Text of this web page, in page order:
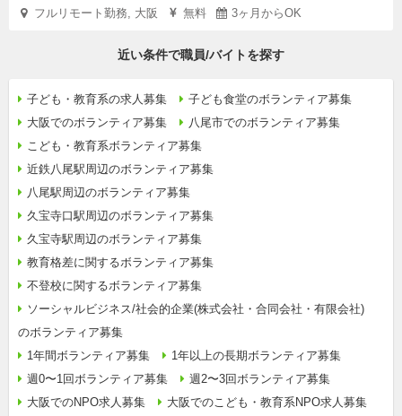
フルリモート勤務, 大阪 無料 3ヶ月からOK
近い条件で職員/バイトを探す
子ども・教育系の求人募集
子ども食堂のボランティア募集
大阪でのボランティア募集
八尾市でのボランティア募集
こども・教育系ボランティア募集
近鉄八尾駅周辺のボランティア募集
八尾駅周辺のボランティア募集
久宝寺口駅周辺のボランティア募集
久宝寺駅周辺のボランティア募集
教育格差に関するボランティア募集
不登校に関するボランティア募集
ソーシャルビジネス/社会的企業(株式会社・合同会社・有限会社)
のボランティア募集
1年間ボランティア募集
1年以上の長期ボランティア募集
週0〜1回ボランティア募集
週2〜3回ボランティア募集
大阪でのNPO求人募集
大阪でのこども・教育系NPO求人募集